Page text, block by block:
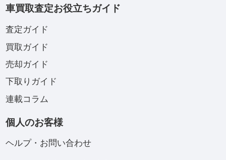
車買取査定お役立ちガイド
査定ガイド
買取ガイド
売却ガイド
下取りガイド
連載コラム
個人のお客様
ヘルプ・お問い合わせ